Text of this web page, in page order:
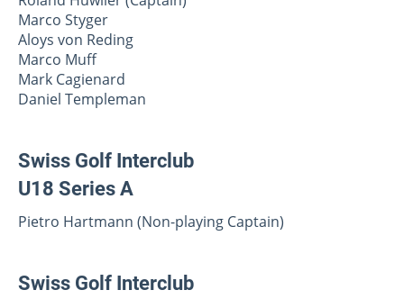
Marco Styger
Aloys von Reding
Marco Muff
Mark Cagienard
Daniel Templeman
Swiss Golf Interclub
U18 Series A
Pietro Hartmann (Non-playing Captain)
Swiss Golf Interclub